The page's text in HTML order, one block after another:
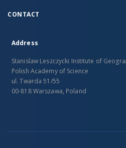
CONTACT
Address
Stanislaw Leszczycki Institute of
Polish Academy of Science
ul. Twarda 51/55
00-818 Warszawa, Poland